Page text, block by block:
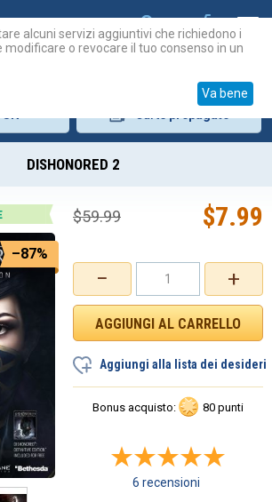
DISHONORED 2
–87%
+
−
$7.99
$59.99
Aggiungi alla lista dei desideri
Bonus acquisto: 80 punti
6 recensioni
alcuni servizi aggiuntivi che richiedono i
modificare o revocare il tuo consenso in un
Va bene